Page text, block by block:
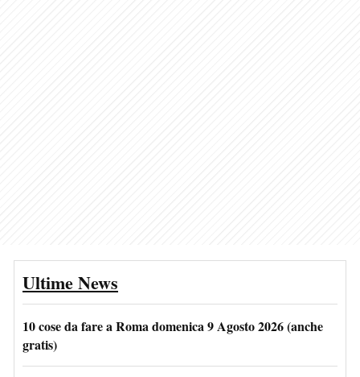
Ultime News
10 cose da fare a Roma domenica 9 Agosto 2026 (anche
gratis)